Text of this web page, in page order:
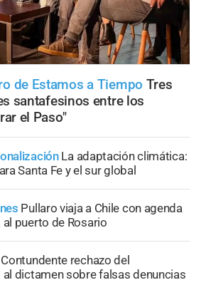
de Estamos a Tiempo Tres
santafesinos entre los
el Paso"
La adaptación climática:
Santa Fe y el sur global
Pullaro viaja a Chile con agenda
puerto de Rosario
Contundente rechazo del
dictamen sobre falsas denuncias